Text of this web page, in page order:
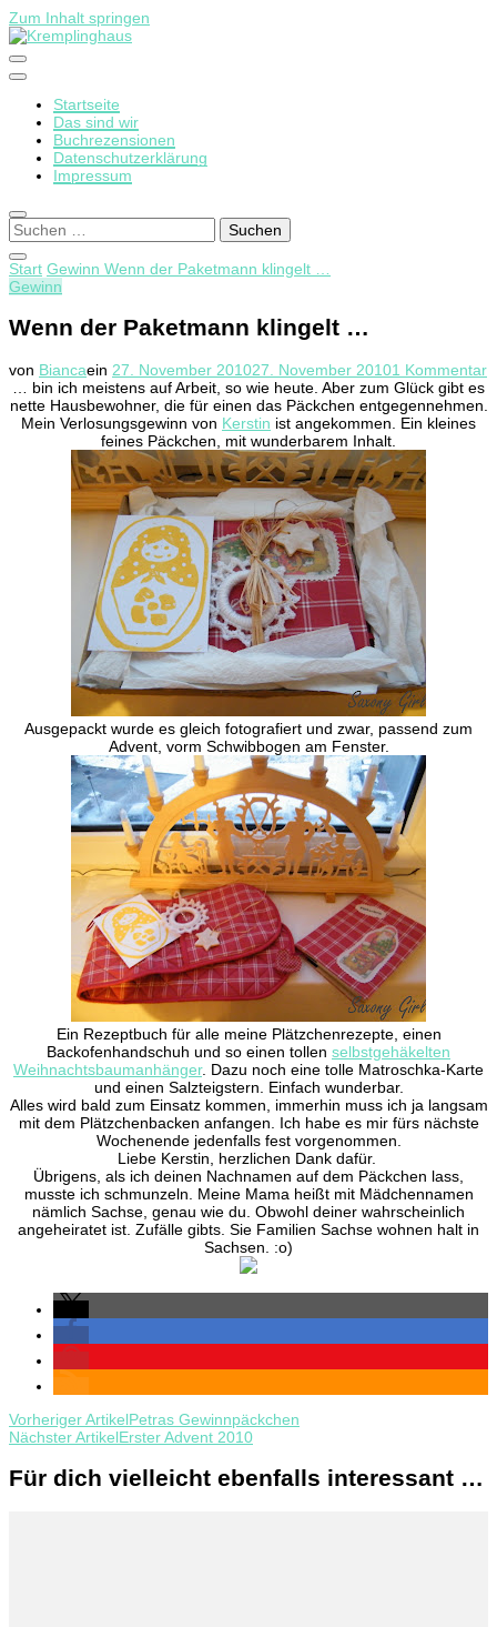
Zum Inhalt springen
Kremplinghaus
Startseite
Das sind wir
Buchrezensionen
Datenschutzerklärung
Impressum
Suchen
nach:
Start Gewinn Wenn der Paketmann klingelt …
Gewinn
Wenn der Paketmann klingelt …
von Biancaein 27. November 201027. November 20101 Kommentar
… bin ich meistens auf Arbeit, so wie heute. Aber zum Glück gibt es
nette Hausbewohner, die für einen das Päckchen entgegennehmen.
Mein Verlosungsgewinn von Kerstin ist angekommen. Ein kleines
feines Päckchen, mit wunderbarem Inhalt.
Ausgepackt wurde es gleich fotografiert und zwar, passend zum
Advent, vorm Schwibbogen am Fenster.
Ein Rezeptbuch für alle meine Plätzchenrezepte, einen
Backofenhandschuh und so einen tollen selbstgehäkelten
Weihnachtsbaumanhänger. Dazu noch eine tolle Matroschka-Karte
und einen Salzteigstern. Einfach wunderbar.
Alles wird bald zum Einsatz kommen, immerhin muss ich ja langsam
mit dem Plätzchenbacken anfangen. Ich habe es mir fürs nächste
Wochenende jedenfalls fest vorgenommen.
Liebe Kerstin, herzlichen Dank dafür.
Übrigens, als ich deinen Nachnamen auf dem Päckchen lass,
musste ich schmunzeln. Meine Mama heißt mit Mädchennamen
nämlich Sachse, genau wie du. Obwohl deiner wahrscheinlich
angeheiratet ist. Zufälle gibts. Sie Familien Sachse wohnen halt in
Sachsen. :o)
Beitragsnavigation
Vorheriger ArtikelPetras Gewinnpäckchen
Nächster ArtikelErster Advent 2010
Für dich vielleicht ebenfalls interessant …